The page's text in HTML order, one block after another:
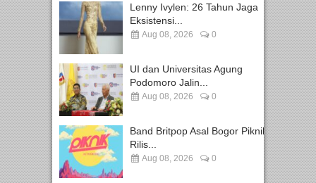
Lenny Ivylen: 26 Tahun Jaga
Eksistensi...
Aug 08, 2026 0
UI dan Universitas Agung
Podomoro Jalin...
Aug 08, 2026 0
Band Britpop Asal Bogor Piknik
Rilis...
Aug 08, 2026 0